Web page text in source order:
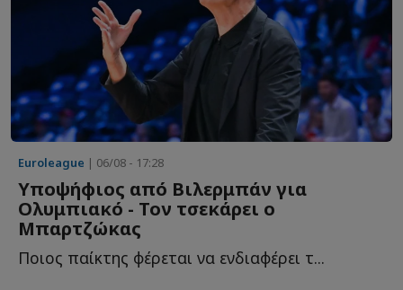
Euroleague | 06/08 - 17:28
Υποψήφιος από Βιλερμπάν για
Ολυμπιακό - Τον τσεκάρει ο
Μπαρτζώκας
Ποιος παίκτης φέρεται να ενδιαφέρει τ...